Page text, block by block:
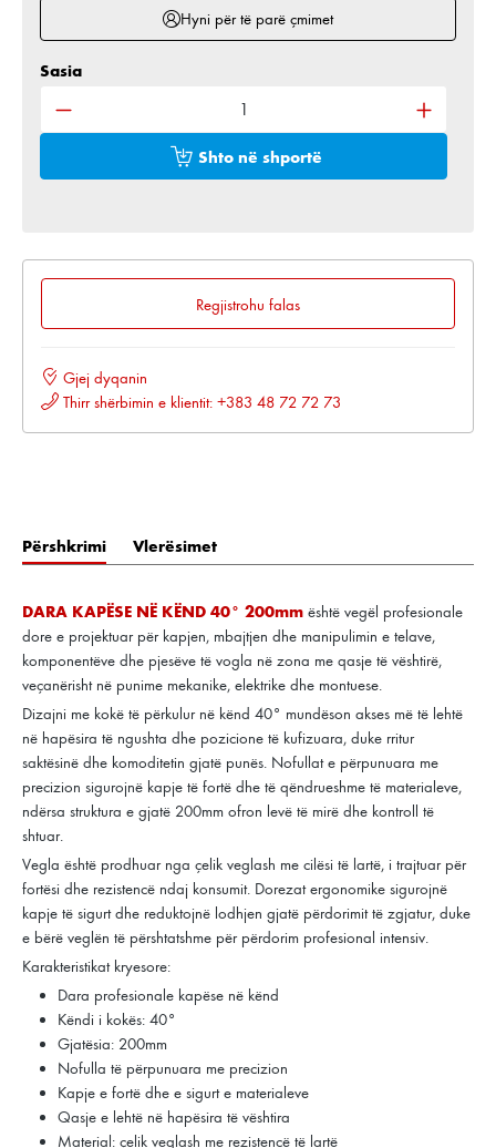
Hyni për të parë çmimet
Sasia e produktit: Shkruani sasinë e dëshiruar
Sasia
Shto në shportë
Regjistrohu falas
Gjej dyqanin
Thirr shërbimin e klientit: +383 48 72 72 73
Përshkrimi Vlerësimet
DARA KAPËSE NË KËND 40° 200mm është vegël profesionale
dore e projektuar për kapjen, mbajtjen dhe manipulimin e telave,
komponentëve dhe pjesëve të vogla në zona me qasje të vështirë,
veçanërisht në punime mekanike, elektrike dhe montuese.
Dizajni me kokë të përkulur në kënd 40° mundëson akses më të lehtë
në hapësira të ngushta dhe pozicione të kufizuara, duke rritur
saktësinë dhe komoditetin gjatë punës. Nofullat e përpunuara me
precizion sigurojnë kapje të fortë dhe të qëndrueshme të materialeve,
ndërsa struktura e gjatë 200mm ofron levë të mirë dhe kontroll të
shtuar.
Vegla është prodhuar nga çelik veglash me cilësi të lartë, i trajtuar për
fortësi dhe rezistencë ndaj konsumit. Dorezat ergonomike sigurojnë
kapje të sigurt dhe reduktojnë lodhjen gjatë përdorimit të zgjatur, duke
e bërë veglën të përshtatshme për përdorim profesional intensiv.
Karakteristikat kryesore:
Dara profesionale kapëse në kënd
Këndi i kokës: 40°
Gjatësia: 200mm
Nofulla të përpunuara me precizion
Kapje e fortë dhe e sigurt e materialeve
Qasje e lehtë në hapësira të vështira
Material: çelik veglash me rezistencë të lartë